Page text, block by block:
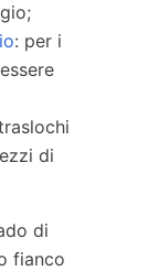
: per i
di
di
fianco